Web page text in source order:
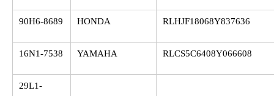
90H6-8689 HONDA RLHJF18068Y837636
16N1-7538 YAMAHA RLCS5C6408Y066608
29L1-